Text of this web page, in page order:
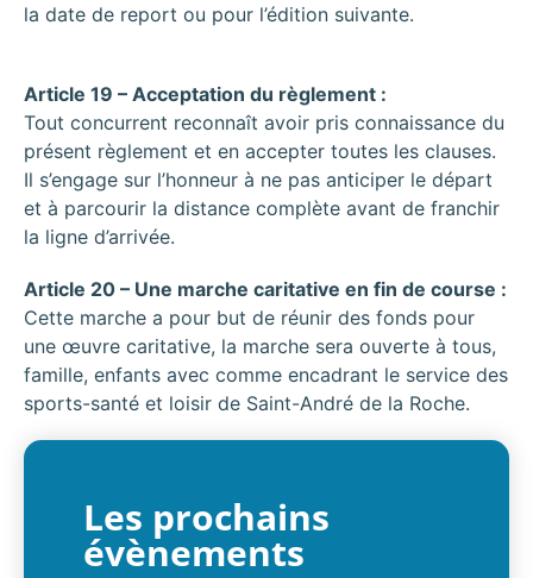
la date de report ou pour l’édition suivante.
Article 19 – Acceptation du règlement :
Tout concurrent reconnaît avoir pris connaissance du
présent règlement et en accepter toutes les clauses.
Il s’engage sur l’honneur à ne pas anticiper le départ
et à parcourir la distance complète avant de franchir
la ligne d’arrivée.
Article 20 – Une marche caritative en fin de course :
Cette marche a pour but de réunir des fonds pour
une œuvre caritative, la marche sera ouverte à tous,
famille, enfants avec comme encadrant le service des
sports-santé et loisir de Saint-André de la Roche.
Les prochains
évènements